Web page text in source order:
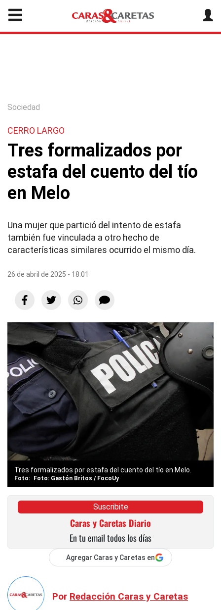
Sociedad
CERRO LARGO
Tres formalizados por
estafa del cuento del tío
en Melo
Una mujer que partició del intento de estafa
también fue vinculada a otro hecho de
características similares ocurrido el mismo día.
26 de abril de 2025 - 18:01
Tres formalizados por estafa del cuento del tío en Melo.
Foto: Gastón Britos / FocoUy
Suscribite
Caras y Caretas Diario
En tu email todos los días
Agregar Caras y Caretas en
Por Redacción Caras y Caretas